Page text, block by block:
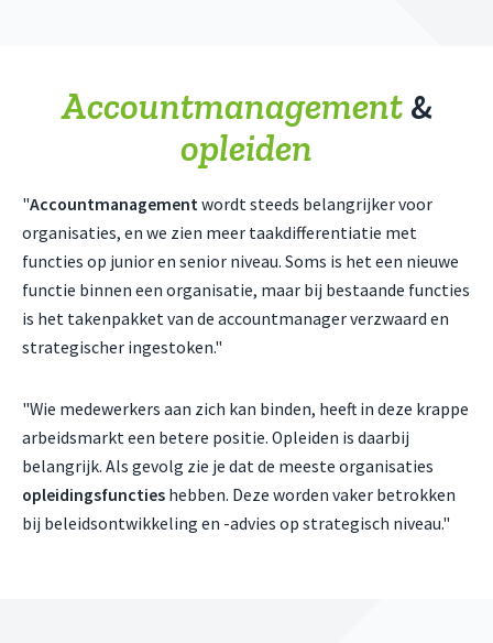
Accountmanagement &
opleiden
"Accountmanagement wordt steeds belangrijker voor
organisaties, en we zien meer taakdifferentiatie met
functies op junior en senior niveau. Soms is het een nieuwe
functie binnen een organisatie, maar bij bestaande functies
is het takenpakket van de accountmanager verzwaard en
strategischer ingestoken."
"Wie medewerkers aan zich kan binden, heeft in deze krappe
arbeidsmarkt een betere positie. Opleiden is daarbij
belangrijk. Als gevolg zie je dat de meeste organisaties
opleidingsfuncties hebben. Deze worden vaker betrokken
bij beleidsontwikkeling en -advies op strategisch niveau."